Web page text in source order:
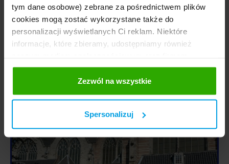
tym dane osobowe) zebrane za pośrednictwem plików
cookies mogą zostać wykorzystane także do
personalizacji wyświetlanych Ci reklam. Niektóre
informacje, które zbieramy, udostępniamy również
reklamowym i analitycznym, z którymi współpracujemy.
Te z kolei mogą łączyć te informacje z innymi
informacjami, które im przekazałeś, korzystając z ich
Zezwól na wszystkie
Spersonalizuj
charakter.
5. Oude Kerk